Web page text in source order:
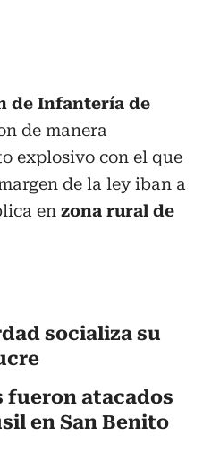
de Infantería de
de manera
explosivo con el que
de la ley iban a
en zona rural de
socializa su
atacados
en San Benito